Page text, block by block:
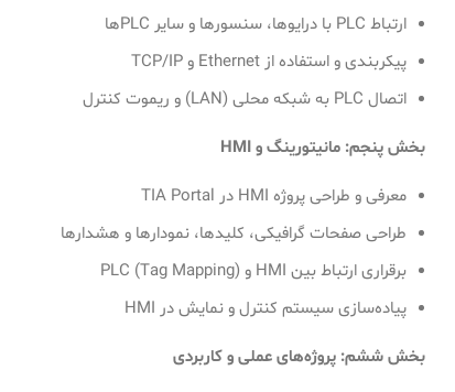
ارتباط PLC با درایوها، سنسورها و سایر PLCها
پیکربندی و استفاده از Ethernet و TCP/IP
اتصال PLC به شبکه محلی (LAN) و ریموت کنترل
بخش پنجم: مانیتورینگ و
معرفی و طراحی پروژه HMI در TIA Portal
طراحی صفحات گرافیکی، کلیدها، نمودارها و هشدارها
برقراری ارتباط بین HMI و PLC (Tag Mapping)
پیاده‌سازی سیستم کنترل و نمایش در HMI
بخش ششم: پروژه‌های عملی و کاربردی